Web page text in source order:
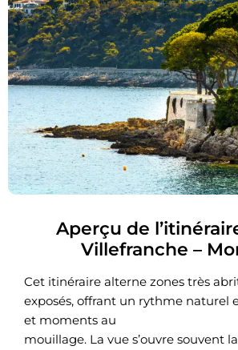
Aperçu de
Villefranche –
Cet itinéraire alterne zones très
exposés, offrant un rythme naturel
et moments au
mouillage. La vue s’ouvre souvent